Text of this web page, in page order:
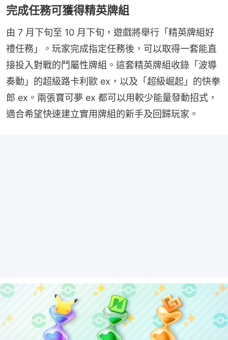
完成任務可獲得精英牌組
由 7 月下旬至 10 月下旬，遊戲將舉行「精英牌組好
禮任務」。玩家完成指定任務後，可以取得一套能直
接投入對戰的鬥屬性牌組。這套精英牌組收錄「波導
奏動」的超級路卡利歐 ex，以及「超級崛起」的快拳
郎 ex。兩張寶可夢 ex 都可以用較少能量發動招式，
適合希望快速建立實用牌組的新手及回歸玩家。